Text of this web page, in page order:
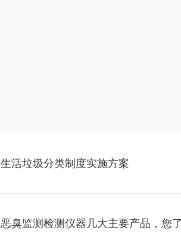
生活垃圾分类制度实施方案
恶臭监测检测仪器几大主要产品，您